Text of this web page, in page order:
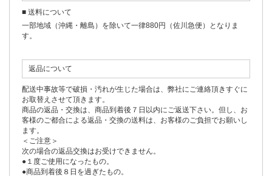
■ 送料について
一部地域（沖縄・離島）を除いて一律880円（佐川急便）となりま
す。
返品について
配送中事故等で破損・汚れが生じた場合は、弊社にご連絡頂きすぐに
お取替えさせて頂きます。
商品の返品・交換は、商品到着後７日以内にご返送下さい。但し、お
客様のご都合による返品・交換の送料は、お客様のご負担でお願いし
ます。
＜ご注意＞
次の場合の返品交換はお受けできません。
●１度ご使用になったもの。
●商品到着後８日を過ぎたもの。